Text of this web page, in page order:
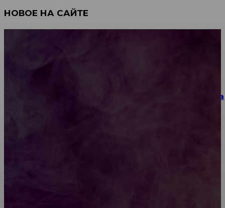
НОВОЕ НА САЙТЕ
Как выбрать место для проведения корпоратива